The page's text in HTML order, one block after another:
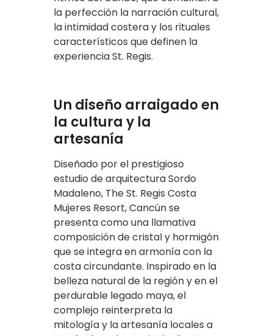
la perfección la narración cultural,
la intimidad costera y los rituales
característicos que definen la
experiencia St. Regis.
Un diseño arraigado en
la cultura y la
artesanía
Diseñado por el prestigioso
estudio de arquitectura Sordo
Madaleno, The St. Regis Costa
Mujeres Resort, Cancún se
presenta como una llamativa
composición de cristal y hormigón
que se integra en armonía con la
costa circundante. Inspirado en la
belleza natural de la región y en el
perdurable legado maya, el
complejo reinterpreta la
mitología y la artesanía locales a